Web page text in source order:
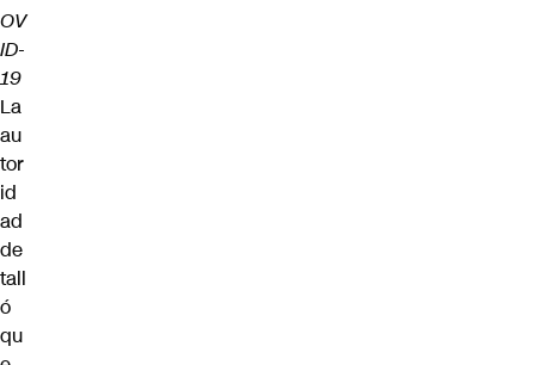
OV
ID-
19
La
au
tor
id
ad
de
tall
ó
qu